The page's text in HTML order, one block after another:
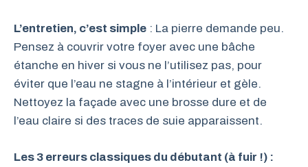
L’entretien, c’est simple : La pierre demande peu.
Pensez à couvrir votre foyer avec une bâche
étanche en hiver si vous ne l’utilisez pas, pour
éviter que l’eau ne stagne à l’intérieur et gèle.
Nettoyez la façade avec une brosse dure et de
l’eau claire si des traces de suie apparaissent.
Les 3 erreurs classiques du débutant (à fuir !) :